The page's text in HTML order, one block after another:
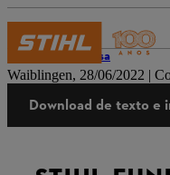
Imprensa
Waiblingen, 28/06/2022 |
Download de texto e